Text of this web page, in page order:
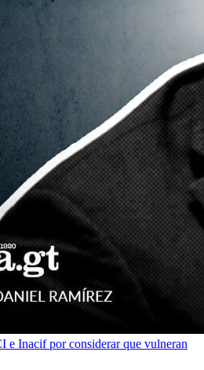
e Inacif por considerar que vulneran